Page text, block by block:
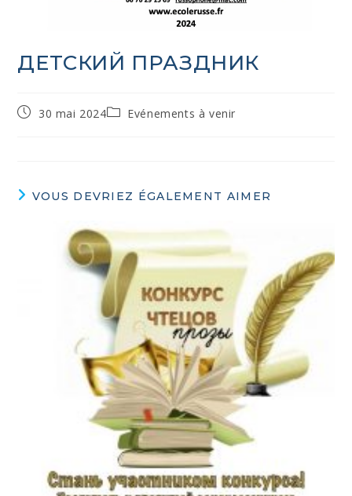
ДЕТСКИЙ ПРАЗДНИК
30 mai 2024 Evénements à venir
VOUS DEVRIEZ ÉGALEMENT AIMER